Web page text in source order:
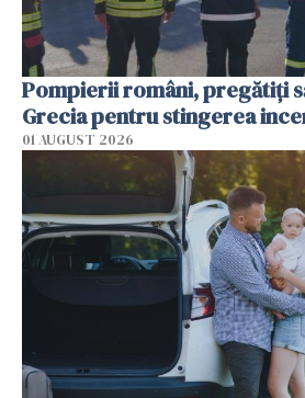
Pompierii români, pregătiţi
Grecia pentru stingerea
01 AUGUST 2026